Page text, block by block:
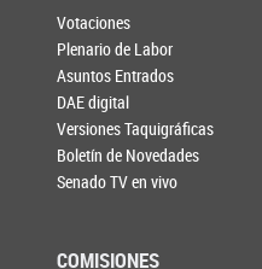
Votaciones
Plenario de Labor
Asuntos Entrados
DAE digital
Versiones Taquigráficas
Boletín de Novedades
Senado TV en vivo
COMISIONES